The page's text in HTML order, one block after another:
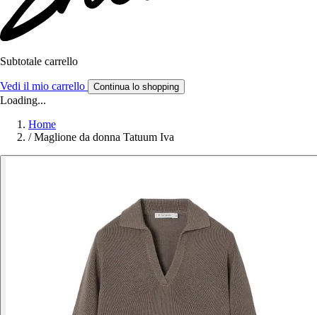
Subtotale carrello
Vedi il mio carrello Continua lo shopping
Loading...
Home
/ Maglione da donna Tatuum Iva